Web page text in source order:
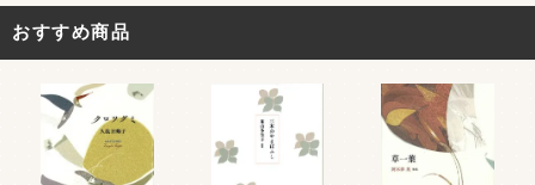
おすすめ商品